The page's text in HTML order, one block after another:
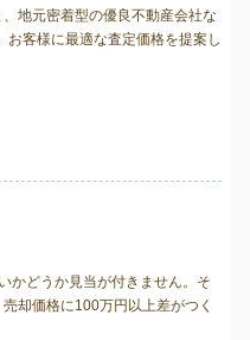
地元密着型の優良不動産会社な
お客様に最適な査定価格を提案し
かどうか見当が付きません。そ
却価格に100万円以上差がつく